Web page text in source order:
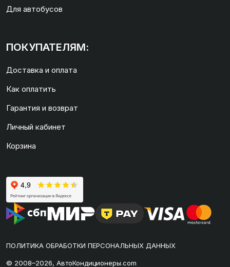
Для автобусов
ПОКУПАТЕЛЯМ:
Доставка и оплата
Как оплатить
Гарантия и возврат
Личный кабинет
Корзина
ПОЛИТИКА ОБРАБОТКИ ПЕРСОНАЛЬНЫХ ДАННЫХ
© 2008–2026, АвтоКондиционеры.com